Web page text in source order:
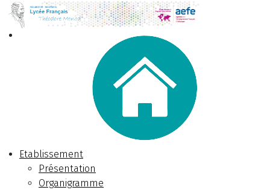
Etablissement
Présentation
Organigramme